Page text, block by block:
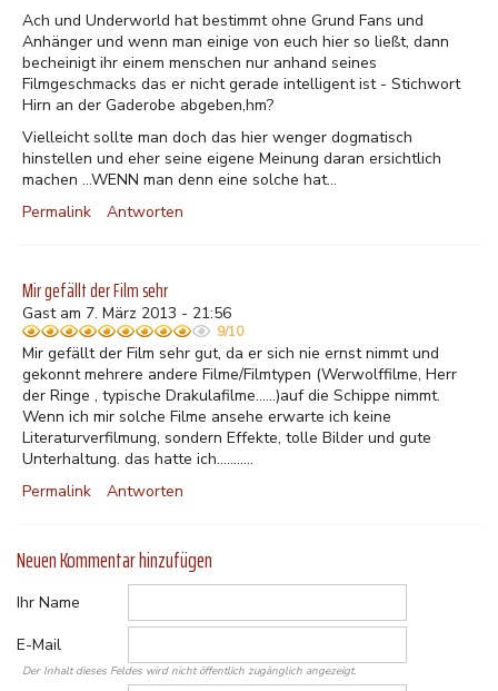
Ach und Underworld hat bestimmt ohne Grund Fans und
Anhänger und wenn man einige von euch hier so ließt, dann
becheinigt ihr einem menschen nur anhand seines
Filmgeschmacks das er nicht gerade intelligent ist - Stichwort
Hirn an der Gaderobe abgeben,hm?
Vielleicht sollte man doch das hier wenger dogmatisch
hinstellen und eher seine eigene Meinung daran ersichtlich
machen ...WENN man denn eine solche hat...
Permalink
Antworten
Mir gefällt der Film sehr
Gast am 7. März 2013 - 21:56
9/10
Mir gefällt der Film sehr gut, da er sich nie ernst nimmt und
gekonnt mehrere andere Filme/Filmtypen (Werwolffilme, Herr
der Ringe , typische Drakulafilme......)auf die Schippe nimmt.
Wenn ich mir solche Filme ansehe erwarte ich keine
Literaturverfilmung, sondern Effekte, tolle Bilder und gute
Unterhaltung. das hatte ich...........
Permalink
Antworten
Neuen Kommentar hinzufügen
Ihr Name
E-Mail
Der Inhalt dieses Feldes wird nicht öffentlich zugänglich angezeigt.